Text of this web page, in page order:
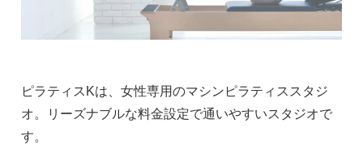
ピラティスKは、女性専用のマシンピラティススタジ
オ。リーズナブルな料金設定で通いやすいスタジオで
す。